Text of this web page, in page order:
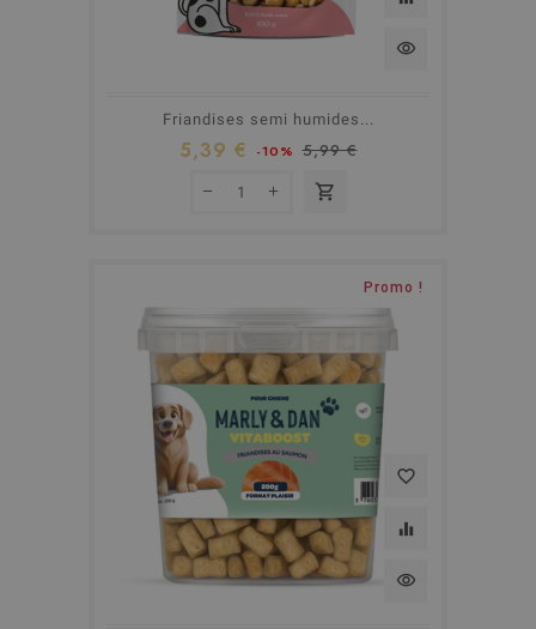
visibility
Friandises semi humides...
5,39 € -10% 5,99 €
shopping_cart
Promo !
favorite_border
equalizer
visibility